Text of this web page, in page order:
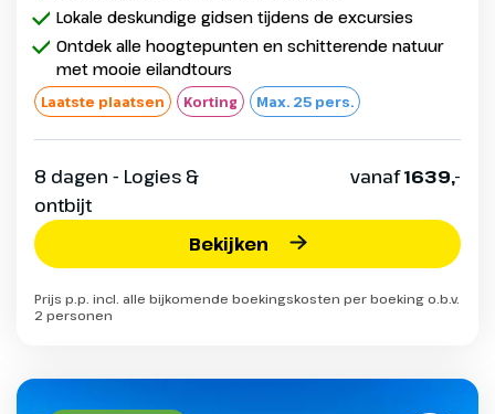
Lokale deskundige gidsen tijdens de excursies
Ontdek alle hoogtepunten en schitterende natuur
met mooie eilandtours
Laatste plaatsen Korting Max. 25 pers.
8 dagen - Logies &
ontbijt
vanaf1639,-
Bekijken
Prijs p.p. incl. alle bijkomende boekingskosten per boeking o.b.v.
2 personen